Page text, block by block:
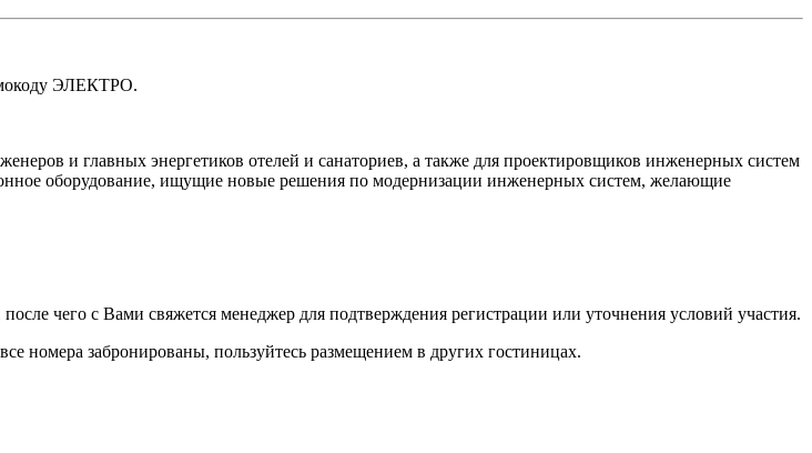
ЭЛЕКТРО.
и главных энергетиков отелей и санаториев, а также для проектировщиков инженерных систем
оборудование, ищущие новые решения по модернизации инженерных систем, желающие
после чего с Вами свяжется менеджер для подтверждения регистрации или уточнения условий участия.
номера забронированы, пользуйтесь размещением в других гостиницах.